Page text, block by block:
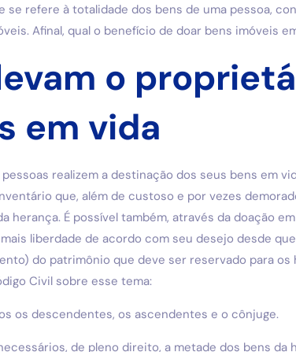
refere à totalidade dos bens de uma pessoa,
Afinal, qual o benefício de doar bens imóveis
o
em vida
realizem a destinação dos seus bens em
que, além de custoso e por vezes
É possível também, através da doação
liberdade de acordo com seu desejo desde
do patrimônio que deve ser reservado para os
Civil sobre esse tema:
os descendentes, os ascendentes e o cônjuge.
de pleno direito, a metade dos bens da